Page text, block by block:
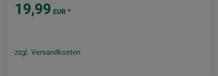
19,99 EUR *
zzgl. Versandkosten